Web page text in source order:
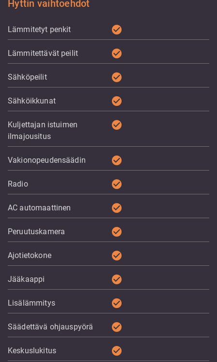
Hyttin vaihtoehdot
Lämmitetyt penkit check_circle
Lämmitettävät peilit check_circle
Sähköpeilit check_circle
Sähköikkunat check_circle
Kuljettajan istuimen
ilmajousitus
check_circle
Vakionopeudensäädin check_circle
Radio check_circle
AC automaattinen check_circle
Peruutuskamera check_circle
Ajotietokone check_circle
Jääkaappi check_circle
Lisälämmitys check_circle
Säädettävä ohjauspyörä check_circle
Keskuslukitus check_circle